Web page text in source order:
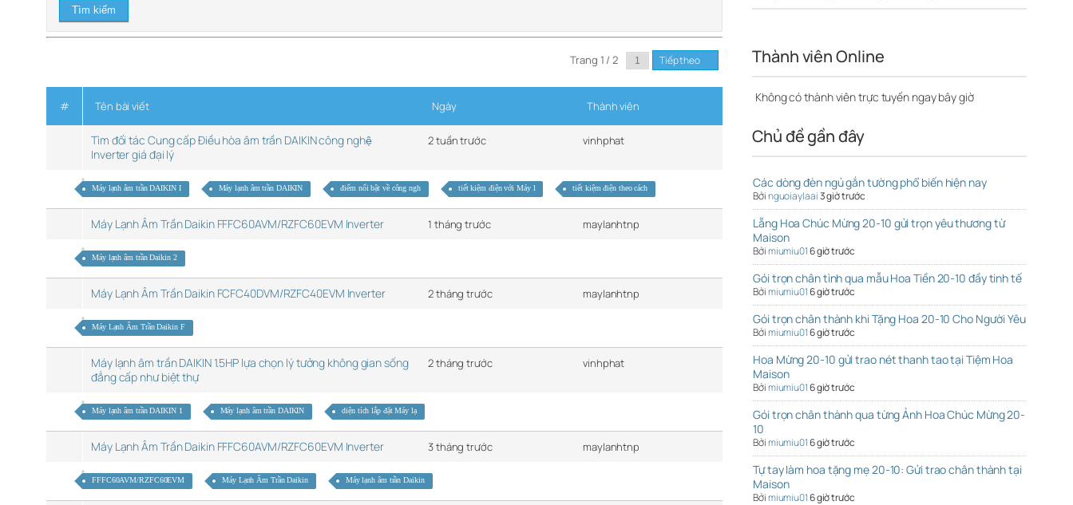
Trang 1 / 2 Tiếp theo
# Tên bài viết Ngày Thành viên
Tìm đối tác Cung cấp Điều hòa âm trần DAIKIN công nghệ
Inverter giá đại lý
2 tuần trước vinhphat
Máy lạnh âm trần DAIKIN I Máy lạnh âm trần DAIKIN điểm nổi bật về công ngh tiết kiệm điện với Máy l tiết kiệm điện theo cách
Máy Lạnh Âm Trần Daikin FFFC60AVM/RZFC60EVM Inverter 1 tháng trước maylanhtnp
Máy lạnh âm trần Daikin 2
Máy Lạnh Âm Trần Daikin FCFC40DVM/RZFC40EVM Inverter 2 tháng trước maylanhtnp
Máy Lạnh Âm Trần Daikin F
Máy lạnh âm trần DAIKIN 1.5HP lựa chọn lý tưởng không gian sống
đẳng cấp như biệt thự
2 tháng trước vinhphat
Máy lạnh âm trần DAIKIN 1 Máy lạnh âm trần DAIKIN diện tích lắp đặt Máy lạ
Máy Lạnh Âm Trần Daikin FFFC60AVM/RZFC60EVM Inverter 3 tháng trước maylanhtnp
FFFC60AVM/RZFC60EVM Máy Lạnh Âm Trần Daikin Máy lạnh âm trần Daikin
Thành viên Online
Không có thành viên trực tuyến ngay bây giờ
Chủ đề gần đây
Các dòng đèn ngủ gắn tường phổ biến hiện nay
Bởinguoiaylaai3 giờ trước
Lẵng Hoa Chúc Mừng 20-10 gửi trọn yêu thương từ
Maison
Bởimiumiu016 giờ trước
Gói trọn chân tình qua mẫu Hoa Tiền 20-10 đầy tinh tế
Bởimiumiu016 giờ trước
Gói trọn chân thành khi Tặng Hoa 20-10 Cho Người Yêu
Bởimiumiu016 giờ trước
Hoa Mừng 20-10 gửi trao nét thanh tao tại Tiệm Hoa
Maison
Bởimiumiu016 giờ trước
Gói trọn chân thành qua từng Ảnh Hoa Chúc Mừng 20-
10
Bởimiumiu016 giờ trước
Tự tay làm hoa tặng mẹ 20-10: Gửi trao chân thành tại
Maison
Bởimiumiu016 giờ trước